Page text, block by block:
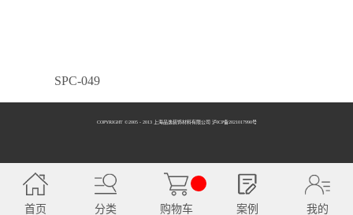
SPC-049
SPC-050
COPYRIGHT ©2005 - 2013 上海品逸装饰材料有限公司 泸ICP备2021017990号
首页 分类 购物车 案例 我的